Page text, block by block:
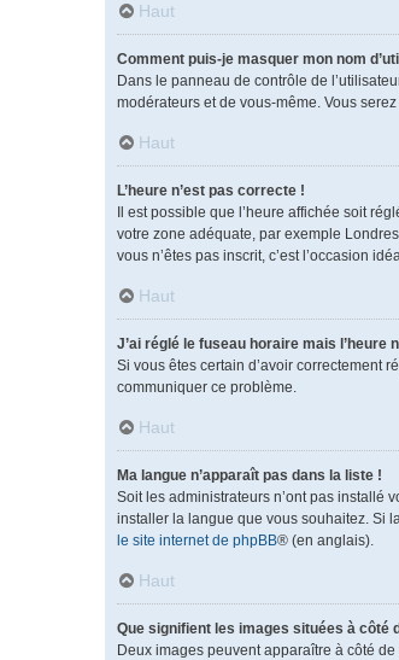
Haut
Comment puis-je masquer mon nom
Dans le panneau de contrôle de
modérateurs et de vous-même. Vous
Haut
L’heure n’est pas correcte !
Il est possible que l’heure affichée soit
votre zone adéquate, par exemple
vous n’êtes pas inscrit, c’est l’occasion
Haut
J’ai réglé le fuseau horaire mais l’heure
Si vous êtes certain d’avoir correctement
communiquer ce problème.
Haut
Ma langue n’apparaît pas dans la liste !
Soit les administrateurs n’ont pas installé
installer la langue que vous souhaitez. Si
le site internet de phpBB® (en anglais).
Haut
Que signifient les images situées à côté
Deux images peuvent apparaître à côté